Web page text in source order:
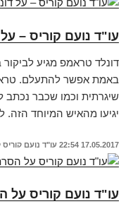
עו"ד נועם קוריס –
דונלד טראמפ מגיע
באמת אפשר להתעלם.
שיגרתית וכמו שכבר נכתב
יגיעו מהאיש המיוחד הזה.
17.05.2017
22:54 עו"ד נועם קוריס
עו"ד נועם קוריס על